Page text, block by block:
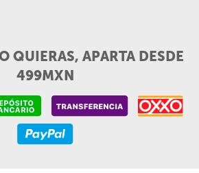
QUIERAS, APARTA DESDE
499MXN